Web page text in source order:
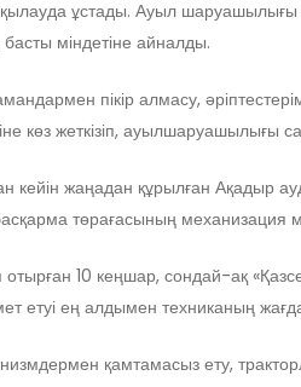
ұстады. Ауыл
міндетіне айналды.
пікір алмасу,
жеткізіп, ауылшаруашылығы
кейін жаңадан құрылған
төрағасының механизация
10 кеңшар, сондай-ақ
етуі ең алдымен техниканың
қамтамасыз ету,